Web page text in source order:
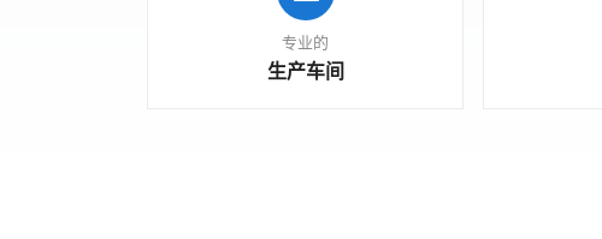
专业的
生产车间